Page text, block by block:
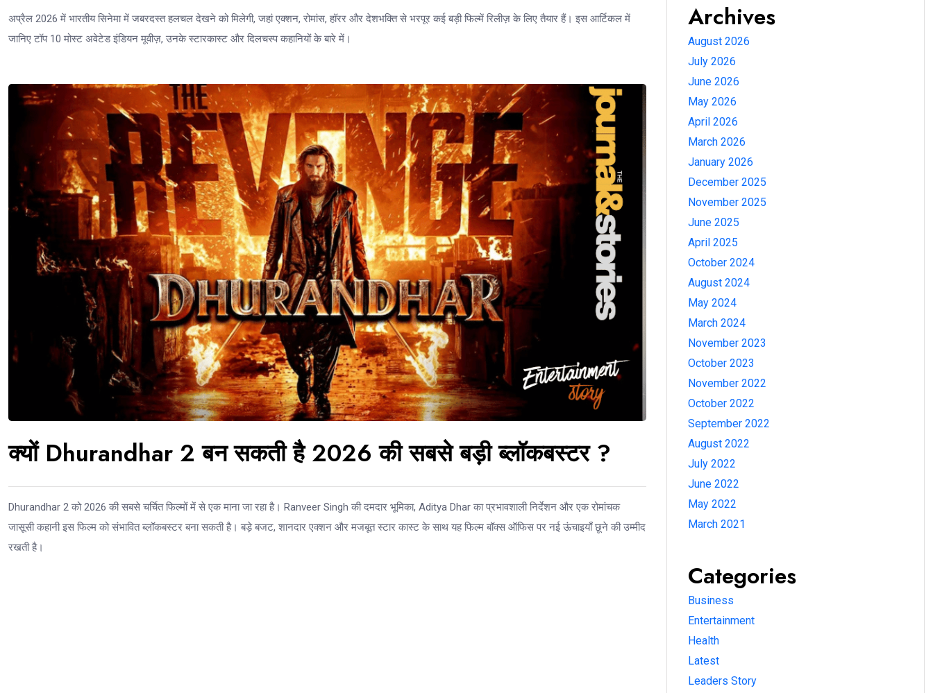
अप्रैल 2026 में भारतीय सिनेमा में जबरदस्त हलचल देखने को मिलेगी, जहां एक्शन, रोमांस, हॉरर और देशभक्ति से भरपूर कई बड़ी फिल्में रिलीज़ के लिए तैयार हैं। इस आर्टिकल में
जानिए टॉप 10 मोस्ट अवेटेड इंडियन मूवीज़, उनके स्टारकास्ट और दिलचस्प कहानियों के बारे में।
क्यों Dhurandhar 2 बन सकती है 2026 की सबसे बड़ी ब्लॉकबस्टर ?
Dhurandhar 2 को 2026 की सबसे चर्चित फिल्मों में से एक माना जा रहा है। Ranveer Singh की दमदार भूमिका, Aditya Dhar का प्रभावशाली निर्देशन और एक रोमांचक
जासूसी कहानी इस फिल्म को संभावित ब्लॉकबस्टर बना सकती है। बड़े बजट, शानदार एक्शन और मजबूत स्टार कास्ट के साथ यह फिल्म बॉक्स ऑफिस पर नई ऊंचाइयाँ छूने की उम्मीद
रखती है।
Archives
August 2026
July 2026
June 2026
May 2026
April 2026
March 2026
January 2026
December 2025
November 2025
June 2025
April 2025
October 2024
August 2024
May 2024
March 2024
November 2023
October 2023
November 2022
October 2022
September 2022
August 2022
July 2022
June 2022
May 2022
March 2021
Categories
Business
Entertainment
Health
Latest
Leaders Story